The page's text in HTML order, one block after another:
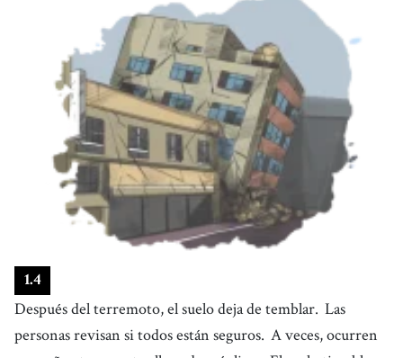
1.4
Después del terremoto, el suelo deja de temblar. Las
personas revisan si todos están seguros. A veces, ocurren